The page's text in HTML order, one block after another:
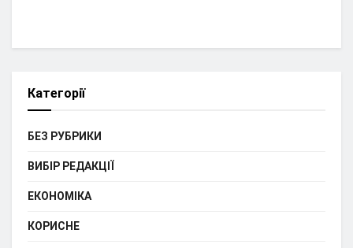
Категорії
БЕЗ РУБРИКИ
ВИБІР РЕДАКЦІЇ
ЕКОНОМІКА
КОРИСНЕ